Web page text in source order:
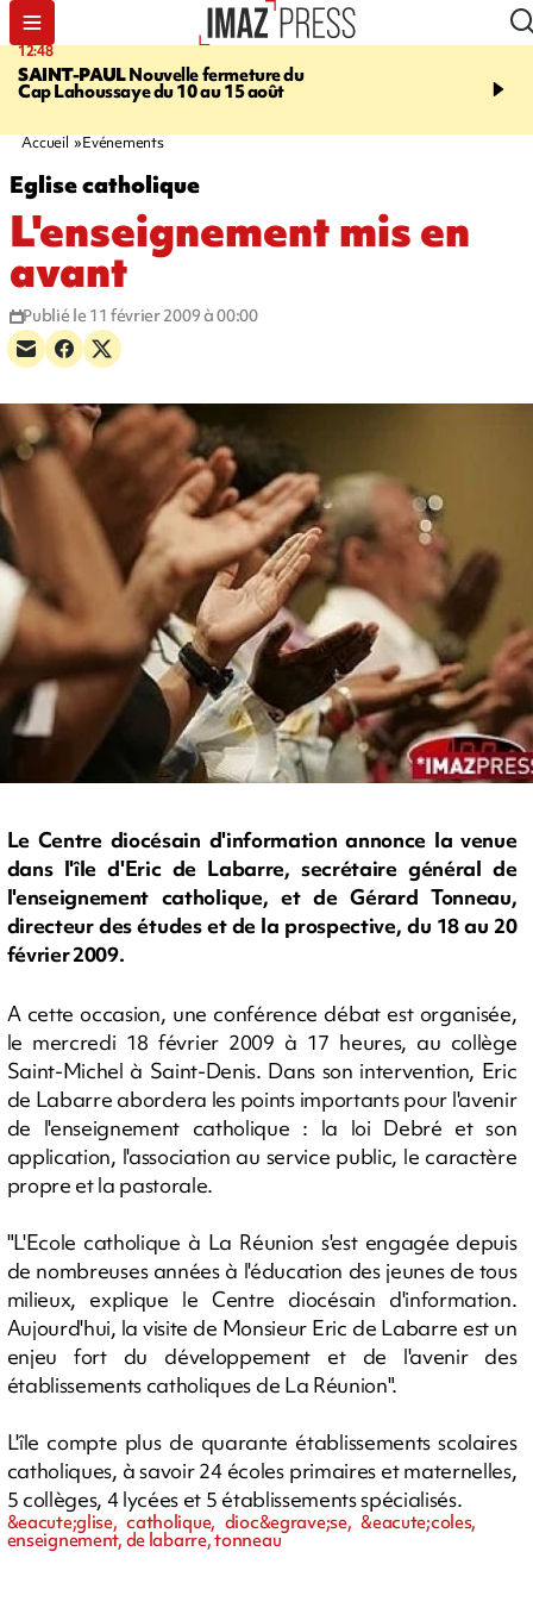
12:48
SAINT-PAULNouvelle fermeture du
Cap Lahoussaye du 10 au 15 août
14:23
massif de migrants, la
Accueil Evénements
Eglise catholique
L'enseignement mis en
avant
Publié le 11 février 2009 à 00:00
Le Centre diocésain d'information annonce la venue
dans l'île d'Eric de Labarre, secrétaire général de
l'enseignement catholique, et de Gérard Tonneau,
directeur des études et de la prospective, du 18 au 20
février 2009.
A cette occasion, une conférence débat est organisée,
le mercredi 18 février 2009 à 17 heures, au collège
Saint-Michel à Saint-Denis. Dans son intervention, Eric
de Labarre abordera les points importants pour l'avenir
de l'enseignement catholique : la loi Debré et son
application, l'association au service public, le caractère
propre et la pastorale.
"L'Ecole catholique à La Réunion s'est engagée depuis
de nombreuses années à l'éducation des jeunes de tous
milieux, explique le Centre diocésain d'information.
Aujourd'hui, la visite de Monsieur Eric de Labarre est un
enjeu fort du développement et de l'avenir des
établissements catholiques de La Réunion".
L'île compte plus de quarante établissements scolaires
catholiques, à savoir 24 écoles primaires et maternelles,
5 collèges, 4 lycées et 5 établissements spécialisés.
&eacute;glise, catholique, dioc&egrave;se, &eacute;coles,
enseignement, de labarre, tonneau